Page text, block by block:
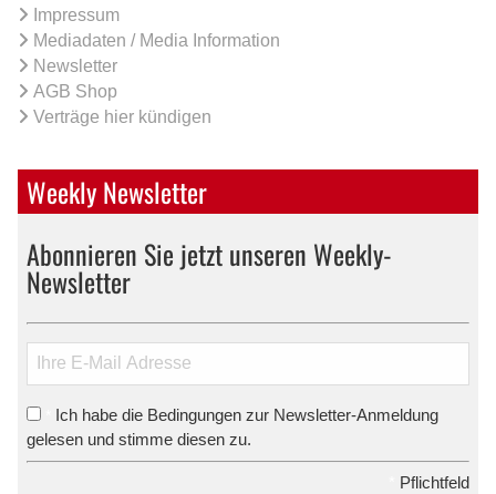
Impressum
Mediadaten / Media Information
Newsletter
AGB Shop
Verträge hier kündigen
Weekly Newsletter
Abonnieren Sie jetzt unseren Weekly-
Newsletter
Ich habe die Bedingungen zur Newsletter-Anmeldung
gelesen und stimme diesen zu.
Pflichtfeld